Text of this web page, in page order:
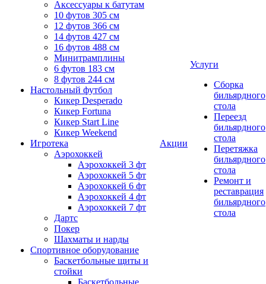
Аксессуары к батутам
10 футов 305 см
12 футов 366 см
14 футов 427 см
16 футов 488 см
Минитрамплины
6 футов 183 см
8 футов 244 см
Настольный футбол
Кикер Desperado
Кикер Fortuna
Кикер Start Line
Кикер Weekend
Игротека
Аэрохоккей
Аэрохоккей 3 фт
Аэрохоккей 5 фт
Аэрохоккей 6 фт
Аэрохоккей 4 фт
Аэрохоккей 7 фт
Дартс
Покер
Шахматы и нарды
Спортивное оборудование
Баскетбольные щиты и
стойки
Баскетбольные
Акции
Услуги
Сборка
бильярдного
стола
Переезд
бильярдного
стола
Перетяжка
бильярдного
стола
Ремонт и
реставрация
бильярдного
стола